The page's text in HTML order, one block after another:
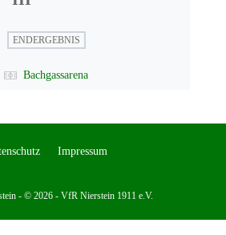
ENDERGEBNIS
Bachgassarena
Impressum
- © 2026 - VfR Nierstein 1911 e.V.